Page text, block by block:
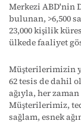
Merkezi ABD'nin
bulunan, >6,500
23,000 kişilik
ülkede faaliyet
Müşterilerimizin
62 tesis de dahil
ağıyla, her
Müşterilerimiz,
sağlam, esnek